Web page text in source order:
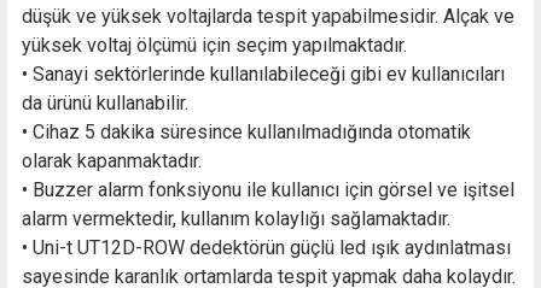
düşük ve yüksek voltajlarda tespit yapabilmesidir. Alçak ve
yüksek voltaj ölçümü için seçim yapılmaktadır.
• Sanayi sektörlerinde kullanılabileceği gibi ev kullanıcıları
da ürünü kullanabilir.
• Cihaz 5 dakika süresince kullanılmadığında otomatik
olarak kapanmaktadır.
• Buzzer alarm fonksiyonu ile kullanıcı için görsel ve işitsel
alarm vermektedir, kullanım kolaylığı sağlamaktadır.
• Uni-t UT12D-ROW dedektörün güçlü led ışık aydınlatması
sayesinde karanlık ortamlarda tespit yapmak daha kolaydır.